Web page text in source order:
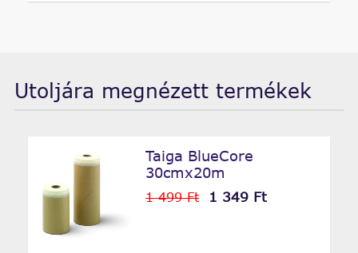
Utoljára megnézett termékek
Taiga BlueCore
30cmx20m
1 499 Ft 1 349 Ft